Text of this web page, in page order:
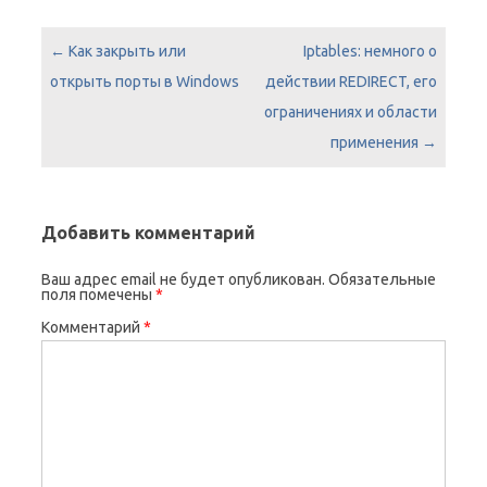
Навигация по записям
← Как закрыть или
открыть порты в Windows
Iptables: немного о
действии REDIRECT, его
ограничениях и области
применения →
Добавить комментарий
Ваш адрес email не будет опубликован. Обязательные
поля помечены *
Комментарий *